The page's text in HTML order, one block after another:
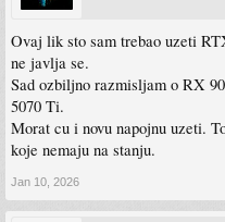
Ovaj lik sto sam trebao uzeti
ne javlja se.
Sad ozbiljno razmisljam o RX
5070 Ti.
Morat cu i novu napojnu uzeti.
koje nemaju na stanju.
Jan 10, 2026